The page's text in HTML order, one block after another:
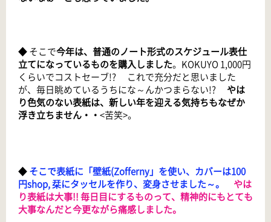
◆ そこで今年は、普通のノート形式のスケジュール表仕
立てになっているものを購入しました。KOKUYO 1,000円
くらいでコストセーブ!? これで充分だと思いました
が、毎日眺めているうちにな～んかつまらない!? やは
り色気のない表紙は、新しい年を迎える気持ちもなぜか
浮き立ちません・・ <苦笑>。
◆そこで表紙に「壁紙(Zofferny」を使い、カバーは100
円shop, 栞にタッセルを作り、変身させました～。
やは
り表紙は大事!! 毎日目にするものって、精神的にもとても
大事なんだと今更ながら痛感しました。